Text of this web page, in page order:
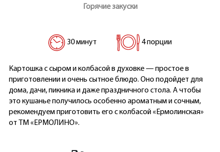
Горячие закуски
30 минут 4 порции
Картошка с сыром и колбасой в духовке — простое в
приготовлении и очень сытное блюдо. Оно подойдет для
дома, дачи, пикника и даже праздничного стола. А чтобы
это кушанье получилось особенно ароматным и сочным,
рекомендуем приготовить его с колбасой «Ермолинская»
от ТМ «ЕРМОЛИНО».